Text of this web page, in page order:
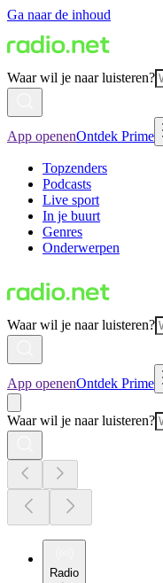
Ga naar de inhoud
Waar wil je naar luisteren?
App openenOntdek Prime
Topzenders
Podcasts
Live sport
In je buurt
Genres
Onderwerpen
Waar wil je naar luisteren?
App openenOntdek Prime
Waar wil je naar luisteren?
Radio